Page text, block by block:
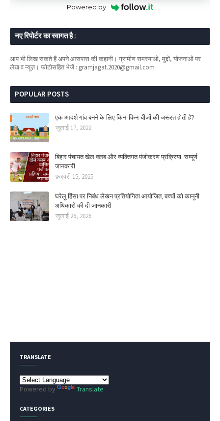
Powered by
नए रिपोर्टर का स्वागत है :
आप भी लिख सकते हैं अपने आसपास की कहानी। ग्रामीण समस्याओं, मुद्दों, योजनाओं पर
लेख व न्यूज़। फोटोसहित भेजें : gramjagat.2020@gmail.com
POPULAR POSTS
एक आदर्श गांव बनने के लिए किन-किन चीजों की जरूरत होती है?
जुलाई 17, 2022
बिहार पंचायत खेल क्लब और व्यक्तिगत पंजीकरण प्रक्रिया: सम्पूर्ण
जानकारी
फ़रवरी 15, 2025
घरेलू हिंसा पर निबंध लेखन प्रतियोगिता आयोजित, बच्चों को कानूनी
अधिकारों की दी जानकारी
जुलाई 26, 2026
TRANSLATE
Powered by Translate
CATEGORIES